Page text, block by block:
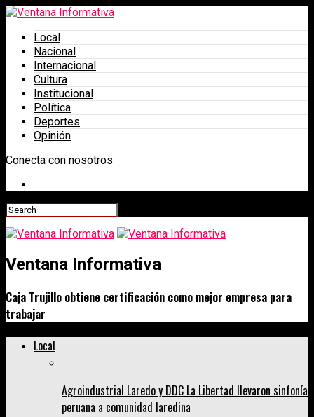
Local
Nacional
Internacional
Cultura
Institucional
Política
Deportes
Opinión
Conecta con nosotros
Ventana Informativa
Caja Trujillo obtiene certificación como mejor empresa para
trabajar
Local
Agroindustrial Laredo y DDC La Libertad llevaron sinfonía
peruana a comunidad laredina